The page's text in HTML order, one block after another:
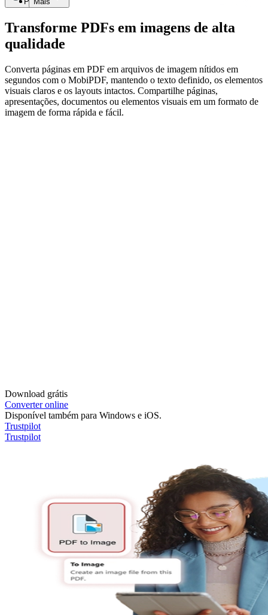
Transforme PDFs em imagens de alta
qualidade
Converta páginas em PDF em arquivos de imagem nítidos em
segundos com o MobiPDF, mantendo o texto definido, os elementos
visuais claros e os layouts intactos. Compartilhe páginas,
apresentações, documentos ou elementos visuais em um formato de
imagem de forma rápida e fácil.
Download grátis
Converter online
Disponível também para Windows e iOS.
Trustpilot
Trustpilot